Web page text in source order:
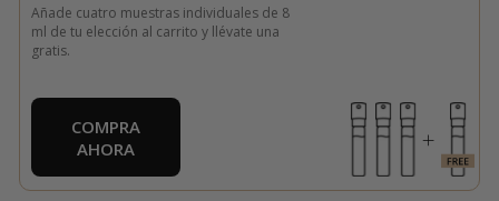
Añade cuatro muestras individuales de 8
ml de tu elección al carrito y llévate una
gratis.
COMPRA
AHORA